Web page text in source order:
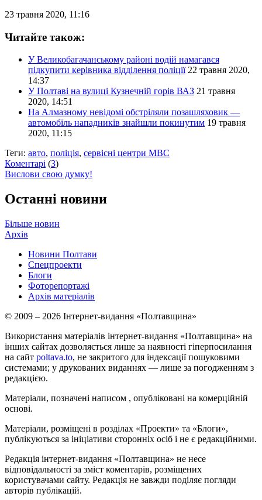
23 травня 2020, 11:16
Читайте також:
У Великобагачанському районі водій намагався
підкупити керівника відділення поліції 22 травня 2020,
14:37
У Полтаві на вулиці Кузнечній горів ВАЗ 21 травня
2020, 14:51
На Алмазному невідомі обстріляли позашляховик —
автомобіль нападників знайшли покинутим 19 травня
2020, 11:15
Теги: авто, поліція, сервісні центри МВС
Коментарі (3)
Вислови свою думку!
Останні новини
Більше новин
Архів
Новини Полтави
Спецпроекти
Блоги
Фоторепортажі
Архів матеріалів
© 2009 – 2026 Інтернет-видання «Полтавщина»
Використання матеріалів інтернет-видання «Полтавщина» на
інших сайтах дозволяється лише за наявності гіперпосилання
на сайт poltava.to, не закритого для індексації пошуковими
системами; у друкованих виданнях — лише за погодженням з
редакцією.
Матеріали, позначені написом , опубліковані на комерційній
основі.
Матеріали, розміщені в розділах «Проекти» та «Блоги»,
публікуються за ініціативи сторонніх осіб і не є редакційними.
Редакція інтернет-видання «Полтавщина» не несе
відповідальності за зміст коментарів, розміщених
користувачами сайту. Редакція не завжди поділяє погляди
авторів публікацій.